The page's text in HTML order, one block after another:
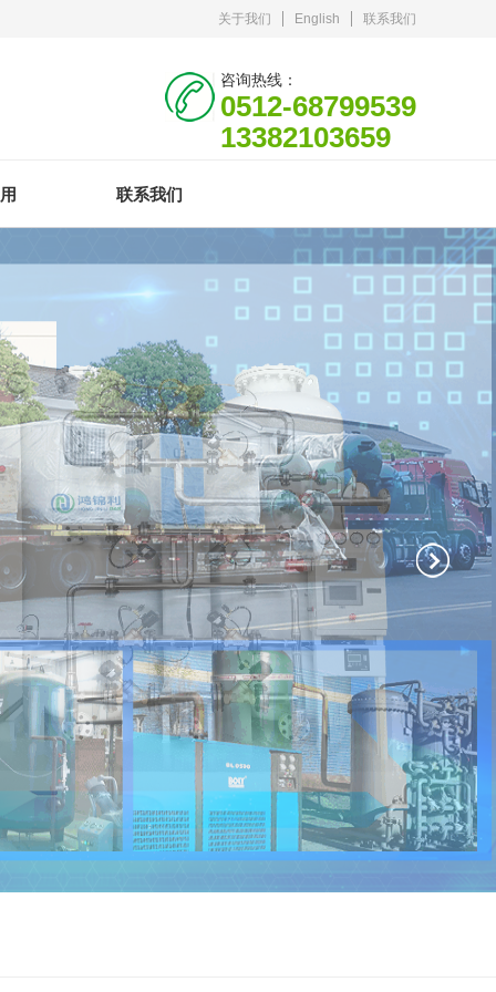
关于我们 English 联系我们
咨询热线：
0512-68799539
13382103659
联系我们